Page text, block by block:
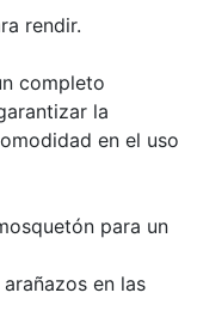
rendir.
completo
la
en el uso
para un
en las